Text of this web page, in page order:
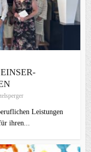
Leistungen
ihren...